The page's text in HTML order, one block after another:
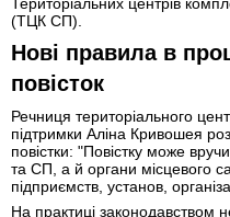
Територіальних центрів
(ТЦК СП).
Нові правила в
повісток
Речниця територіального
підтримки Аліна Кривошея
повістки: "Повістку може
та СП, а й органи місцевого
підприємств, установ,
На практиці законодавством